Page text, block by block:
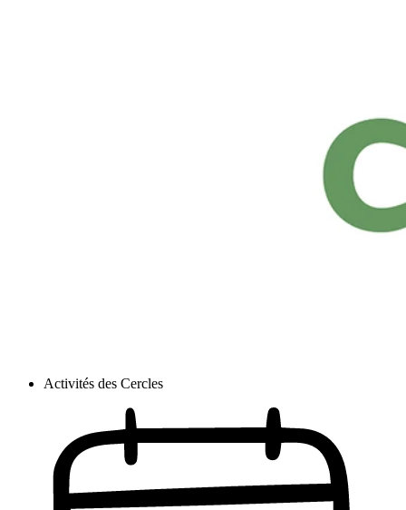
Activités des Cercles